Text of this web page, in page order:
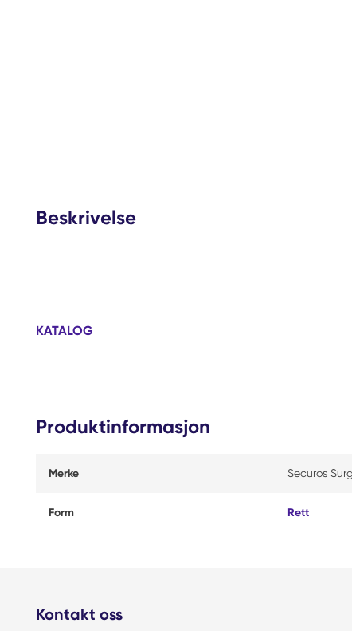
Beskrivelse
KATALOG
Produktinformasjon
Merke Securos
Form Rett
Kontakt oss